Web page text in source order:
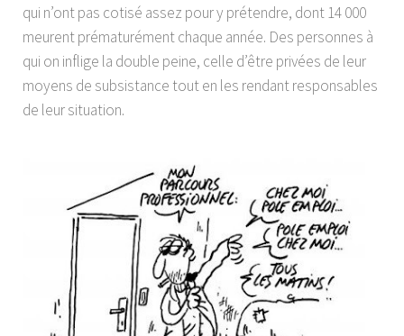
qui n’ont pas cotisé assez pour y prétendre, dont 14 000
meurent prématurément chaque année. Des personnes à
qui on inflige la double peine, celle d’être privées de leur
moyens de subsistance tout en les rendant responsables
de leur situation.